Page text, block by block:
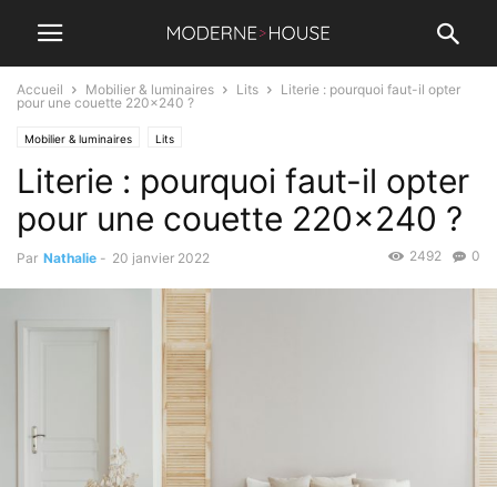
Accueil Mobilier & luminaires Lits
Literie : pourquoi faut-il opter
pour une couette 220×240 ?
Mobilier & luminaires Lits
Literie : pourquoi faut-il opter
pour une couette 220×240 ?
Par Nathalie - 20 janvier 2022 0
2492